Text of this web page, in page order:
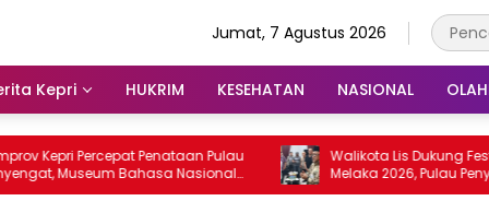
Jumat, 7 Agustus 2026
Kepri HUKRIM KESEHATAN NASIONAL
Percepat Penataan Pulau
Bahasa Nasional
2028
Walikota Lis Dukung Festival
Melaka 2026, Pulau Penyengat
Jadi Etalase Budaya Melayu